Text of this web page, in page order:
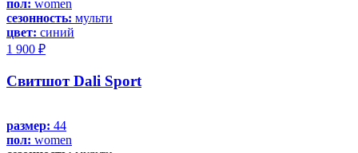
пол: women
сезонность: мульти
цвет: синий
1 900 ₽
Свитшот Dali Sport
размер: 44
пол: women